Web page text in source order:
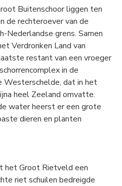
Buitenschoor liggen ten
de rechteroever van de
Nederlandse grens. Samen
Verdronken Land van
restant van een vroeger
in de
Westerschelde, dat in het
heel Zeeland omvatte.
water heerst er een grote
dieren en planten
het Groot Rietveld een
riet schuilen bedreigde